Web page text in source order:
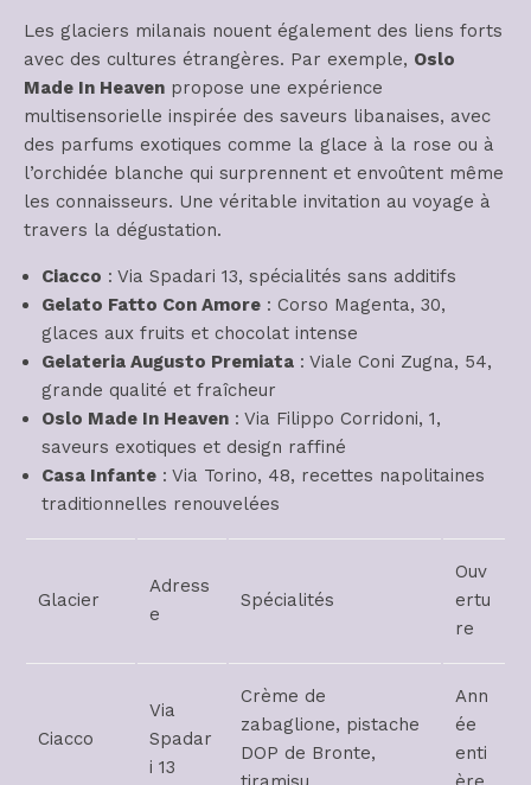
Les glaciers milanais nouent également des liens forts
avec des cultures étrangères. Par exemple, Oslo
Made In Heaven propose une expérience
multisensorielle inspirée des saveurs libanaises, avec
des parfums exotiques comme la glace à la rose ou à
l’orchidée blanche qui surprennent et envoûtent même
les connaisseurs. Une véritable invitation au voyage à
travers la dégustation.
Ciacco : Via Spadari 13, spécialités sans additifs
Gelato Fatto Con Amore : Corso Magenta, 30,
glaces aux fruits et chocolat intense
Gelateria Augusto Premiata : Viale Coni Zugna, 54,
grande qualité et fraîcheur
Oslo Made In Heaven : Via Filippo Corridoni, 1,
saveurs exotiques et design raffiné
Casa Infante : Via Torino, 48, recettes napolitaines
traditionnelles renouvelées
Glacier
Adress
e
Spécialités
Ouv
ertu
re
Ciacco
Via
Spadar
i 13
Crème de
zabaglione, pistache
DOP de Bronte,
Ann
ée
enti